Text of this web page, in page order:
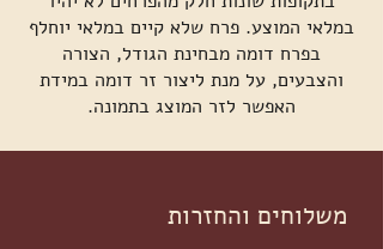
במלאי המוצע. פרח שלא קיים במלאי יוחלף
בפרח דומה מבחינת הגודל, הצורה
והצבעים, על מנת ליצור זר דומה במידת
האפשר לזר המוצג בתמונה.
משלוחים והחזרות